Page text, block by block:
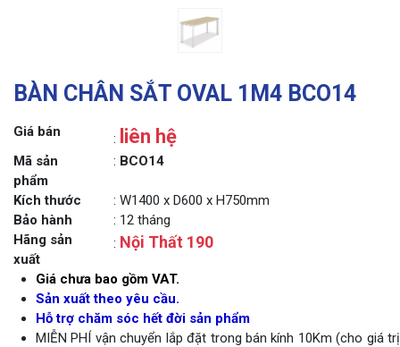
BÀN CHÂN SẮT OVAL 1M4 BCO14
Giá bán : liên hệ
Mã sản
phẩm
: BCO14
Kích thước
: W1400 x D600 x H750mm
Bảo hành
: 12 tháng
Hãng sản
xuất
: Nội Thất 190
Giá chưa bao gồm VAT.
Sản xuất theo yêu cầu.
Hỗ trợ chăm sóc hết đời sản phẩm
MIỄN PHÍ vận chuyển lắp đặt trong bán kính 10Km (cho giá trị